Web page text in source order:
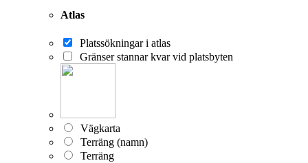
Atlas
Platssökningar i atlas
Gränser stannar kvar vid platsbyten
Vägkarta
Terräng (namn)
Terräng